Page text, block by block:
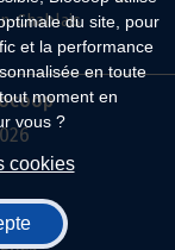
du site, pour
et la performance
en toute
moment en
vous ?
cookies
Chablais